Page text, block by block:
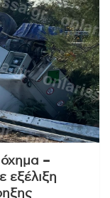
–
εξέλιξη